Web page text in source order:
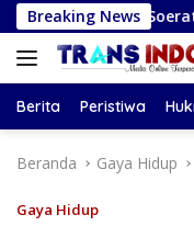
Langsung
ke
konten
Breaking News
Soeratin U-17 Jawa
Berita Peristiwa
Beranda Gaya Hidup
Gaya Hidup